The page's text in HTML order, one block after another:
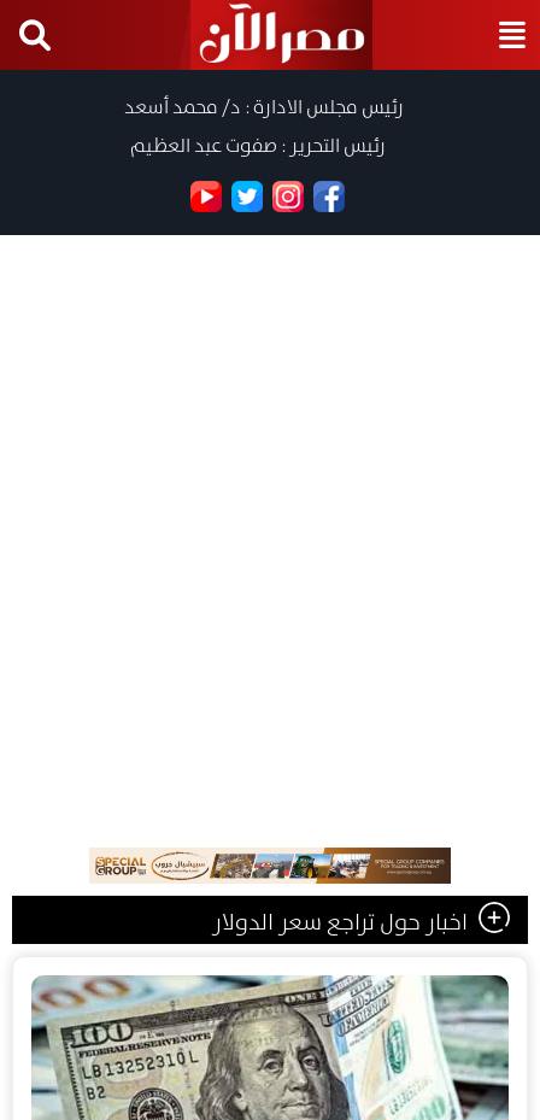
رئيس مجلس الادارة : د/ محمد أسعد
رئيس التحرير : صفوت عبد العظيم
اخبار حول تراجع سعر الدولار